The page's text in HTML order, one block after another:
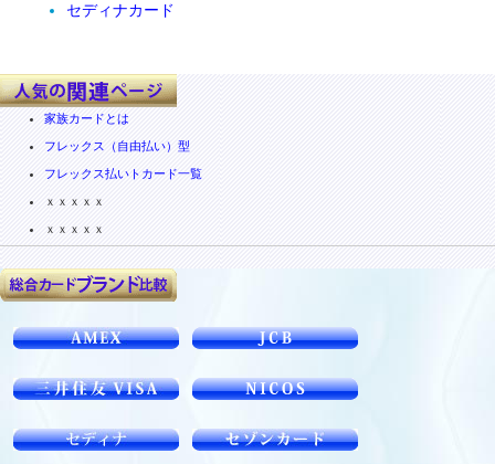
セディナカード
家族カードとは
フレックス（自由払い）型
フレックス払いトカード一覧
ｘｘｘｘｘ
ｘｘｘｘｘ